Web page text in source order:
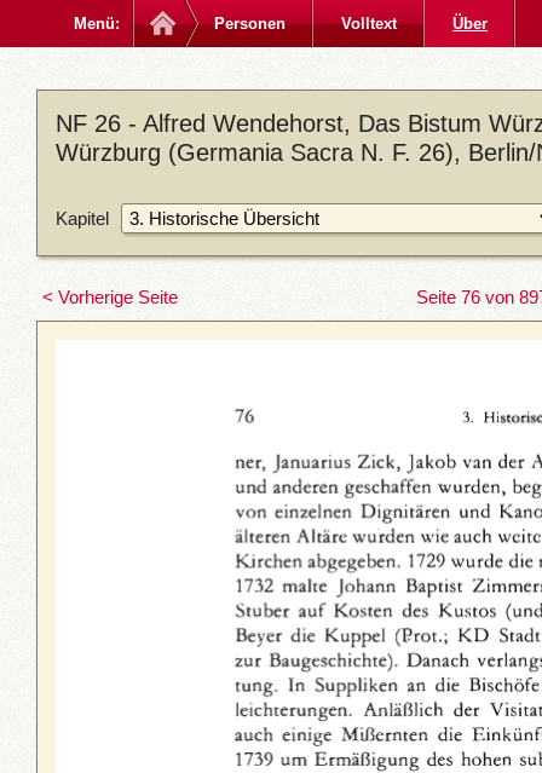
Menü: Personen Volltext Über
NF 26 - Alfred Wendehorst, Das Bistum
Würzburg (Germania Sacra N. F. 26), Berlin/
Kapitel
< Vorherige Seite Seite 76 von